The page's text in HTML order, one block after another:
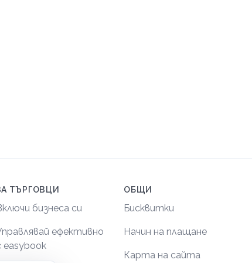
ТЪРГОВЦИ
бизнеса си
ефективно
easybook
ОБЩИ
Бисквитки
Начин на плащане
Карта на сайта